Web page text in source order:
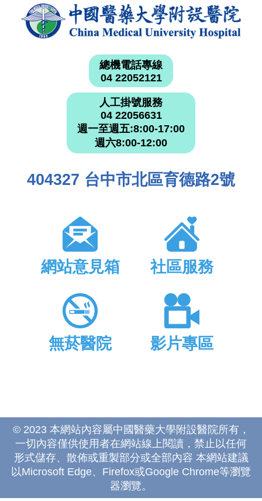
總機電話專線
04 22052121
人工掛號服務
04 22056631
週一至週五:8:00-17:00
週六8:00-12:00
404327 台中市北區育德路2號
網站意見箱 社區服務
無菸醫院 影片專區
© 2023 本網站內容屬中國醫藥大學附設醫院所有，
一切內容僅供使用者在網站線上閱讀，禁止以任何
形式儲存、散佈或重製部分或全部內容 本網站建議
以Microsoft Edge、Firefox或Google Chrome等瀏覽
器瀏覽。